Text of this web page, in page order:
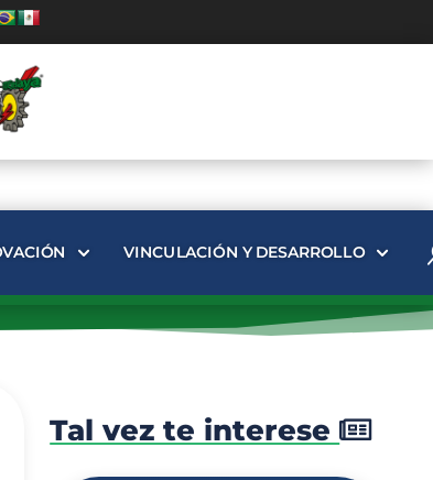
VINCULACIÓN Y DESARROLLO
Tal vez te interese